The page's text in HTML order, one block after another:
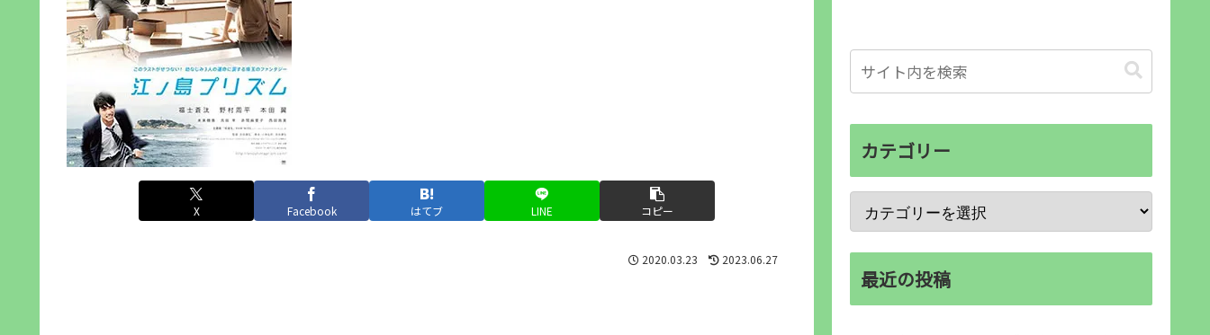
X Facebook はてブ LINE コピー
2020.03.23 2023.06.27
カテゴリー
最近の投稿